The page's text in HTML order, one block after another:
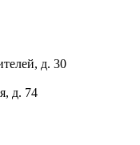
д. 30
д. 74